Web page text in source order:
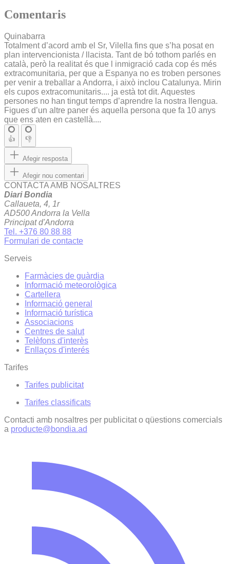
Comentaris
Quinabarra
Totalment d’acord amb el Sr, Vilella fins que s’ha posat en
plan intervencionista / llacista. Tant de bó tothom parlés en
català, però la realitat és que l inmigració cada cop és més
extracomunitaria, per que a Espanya no es troben persones
per venir a treballar a Andorra, i això inclou Catalunya. Mirin
els cupos extracomunitaris.... ja està tot dit. Aquestes
persones no han tingut temps d’aprendre la nostra llengua.
Figues d’un altre paner és aquella persona que fa 10 anys
que ens aten en castellà....
👍 👎
Afegir resposta
Afegir nou comentari
CONTACTA AMB NOSALTRES
Diari Bondia
Callaueta, 4, 1r
AD500 Andorra la Vella
Principat d'Andorra
Tel. +376 80 88 88
Formulari de contacte
Serveis
Farmàcies de guàrdia
Informació meteorològica
Cartellera
Informació general
Informació turística
Associacions
Centres de salut
Telèfons d'interès
Enllaços d'interés
Tarifes
Tarifes publicitat
Tarifes classificats
Contacti amb nosaltres per publicitat o qüestions comercials
a producte@bondia.ad